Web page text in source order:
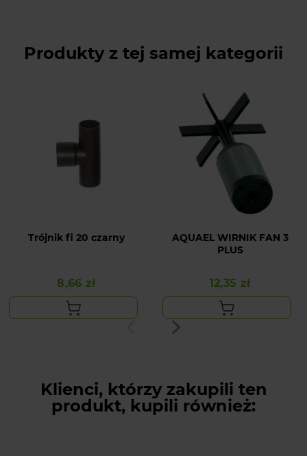
Produkty z tej samej kategorii
Trójnik fi 20 czarny
Cena
8,66 zł
AQUAEL WIRNIK FAN 3
PLUS
Cena
12,35 zł
Klienci, którzy zakupili ten
produkt, kupili również: